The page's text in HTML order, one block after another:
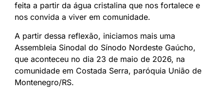
feita a partir da água cristalina que nos fortalece e
nos convida a viver em comunidade.
A partir dessa reflexão, iniciamos mais uma
Assembleia Sinodal do Sínodo Nordeste Gaúcho,
que aconteceu no dia 23 de maio de 2026, na
comunidade em Costada Serra, paróquia União de
Montenegro/RS.